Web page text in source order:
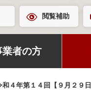
閲覧補助
業者の方
４年第１４回【９月２９日